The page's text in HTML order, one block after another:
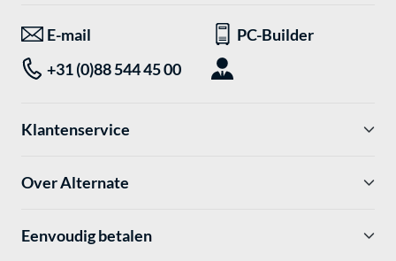
E-mail
PC-Builder
+31 (0)88 544 45 00
Klantenservice
Over Alternate
Eenvoudig betalen